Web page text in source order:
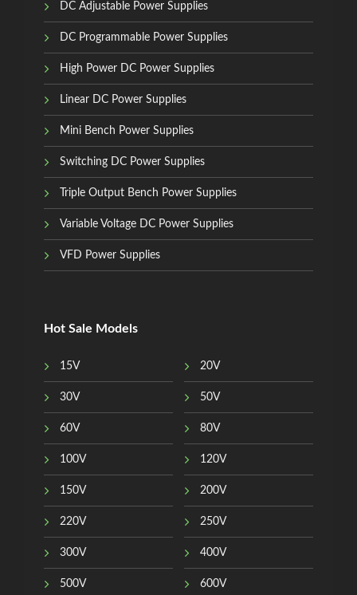
DC Adjustable Power Supplies
DC Programmable Power Supplies
High Power DC Power Supplies
Linear DC Power Supplies
Mini Bench Power Supplies
Switching DC Power Supplies
Triple Output Bench Power Supplies
Variable Voltage DC Power Supplies
VFD Power Supplies
Hot Sale Models
15V 20V
30V 50V
60V 80V
100V 120V
150V 200V
220V 250V
300V 400V
500V 600V